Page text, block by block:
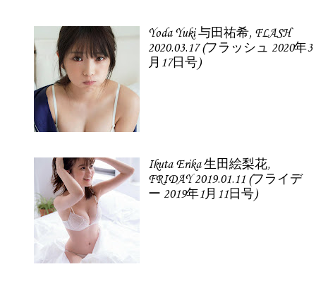
Yoda Yuki 与田祐希, FLASH
2020.03.17 (フラッシュ 2020年3
月17日号)
Ikuta Erika 生田絵梨花,
FRIDAY 2019.01.11 (フライデ
ー 2019年1月11日号)